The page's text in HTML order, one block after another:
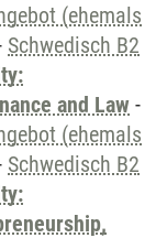
(ehemals
Schwedisch B2
and Law -
(ehemals
Schwedisch B2